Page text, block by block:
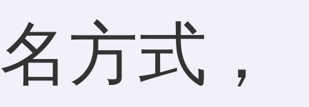
名方式，